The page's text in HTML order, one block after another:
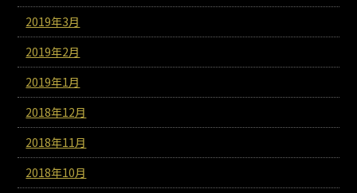
2019年3月
2019年2月
2019年1月
2018年12月
2018年11月
2018年10月